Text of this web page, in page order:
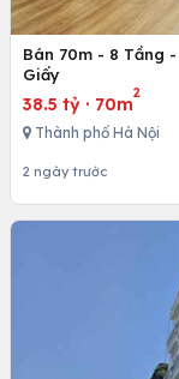
Bán 70m - 8 Tầng -
Giấy
38.5 tỷ · 70m
2
Thành phố Hà Nội
2 ngày trước